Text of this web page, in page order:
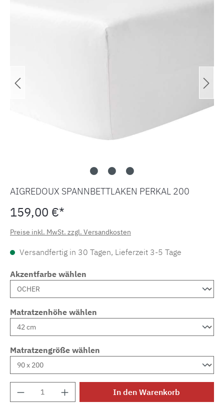
AIGREDOUX SPANNBETTLAKEN PERKAL 200
159,00 €*
Preise inkl. MwSt. zzgl. Versandkosten
Versandfertig in 30 Tagen, Lieferzeit 3-5 Tage
Akzentfarbe wählen
Matratzenhöhe wählen
Matratzengröße wählen
Produkt Anzahl: Gib den gewünschten
In den Warenkorb